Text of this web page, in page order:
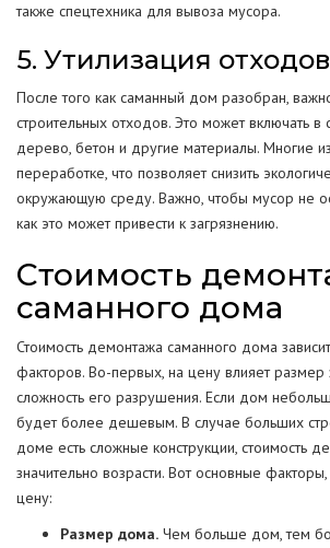
также спецтехника для вывоза мусора.
5. Утилизация отходов
После того как саманный дом разобран,
строительных отходов. Это может включать в
дерево, бетон и другие материалы. Многие
переработке, что позволяет снизить
окружающую среду. Важно, чтобы мусор не
как это может привести к загрязнению.
Стоимость
саманного дома
Стоимость демонтажа саманного дома
факторов. Во-первых, на цену влияет размер
сложность его разрушения. Если дом
будет более дешевым. В случае больших
доме есть сложные конструкции, стоимость
значительно возрасти. Вот основные
цену:
Размер дома. Чем больше дом, тем